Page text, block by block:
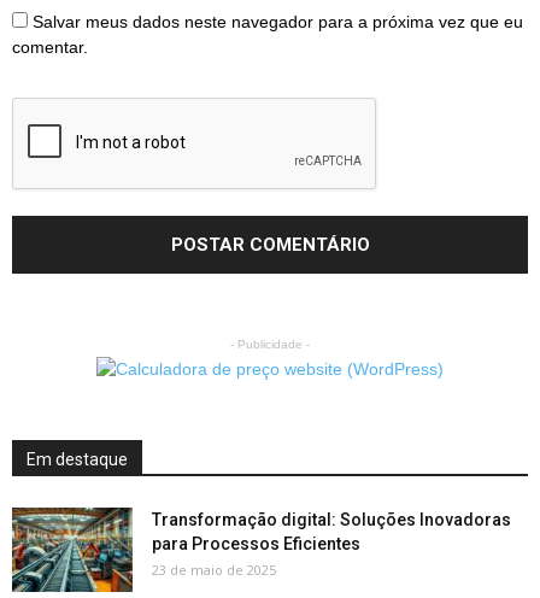
Salvar meus dados neste navegador para a próxima vez que eu
comentar.
- Publicidade -
Em destaque
Transformação digital: Soluções Inovadoras
para Processos Eficientes
23 de maio de 2025